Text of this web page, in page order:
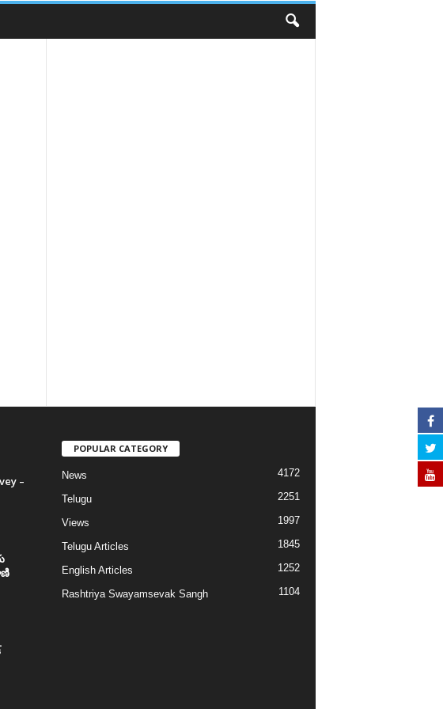
–
POPULAR CATEGORY
News 4172
Telugu 2251
Views 1997
Telugu Articles 1845
English Articles 1252
Rashtriya Swayamsevak Sangh 1104